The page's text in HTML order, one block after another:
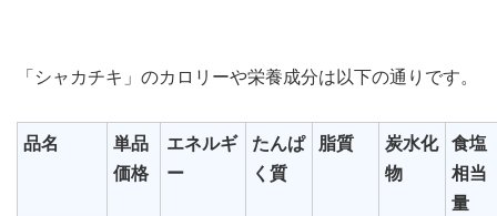
「シャカチキ」のカロリーや栄養成分は以下の通りです。
品名
単品
価格
エネルギ
ー
たんぱ
く質
脂質
炭水化
物
食塩
相当
量